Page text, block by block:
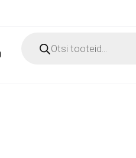
search